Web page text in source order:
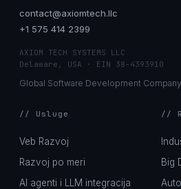
contact@axiomtech.llc
+1 575 414 2399
AXIOM TECH SYSTEMS LLC
Delaware, USA · EIN 38-4393910
Global Software Development
// Usluge
Veb Razvoj
Razvoj po meri
AI agenti i LLM integracija
//
Big